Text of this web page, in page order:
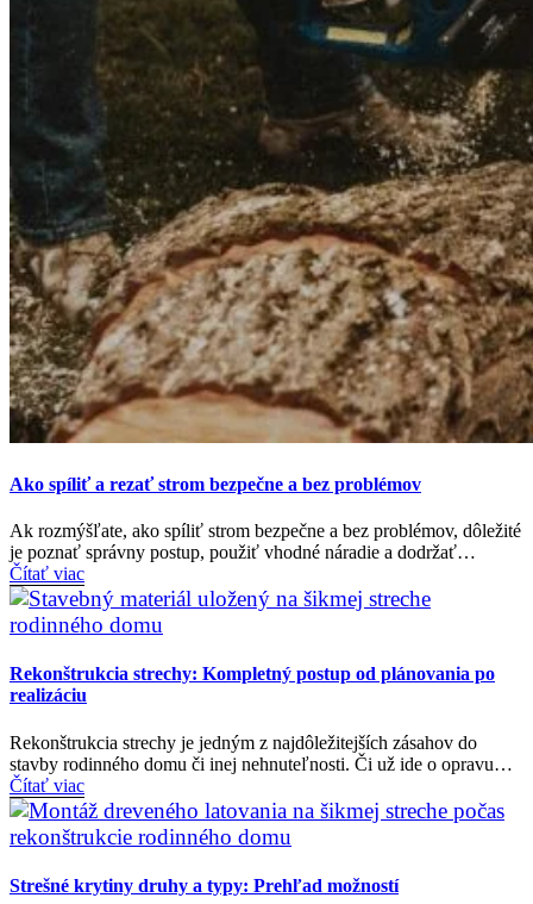
Ako spíliť a rezať strom bezpečne a bez problémov
Ak rozmýšľate, ako spíliť strom bezpečne a bez problémov, dôležité
je poznať správny postup, použiť vhodné náradie a dodržať…
Čítať viac
Rekonštrukcia strechy: Kompletný postup od plánovania po
realizáciu
Rekonštrukcia strechy je jedným z najdôležitejších zásahov do
stavby rodinného domu či inej nehnuteľnosti. Či už ide o opravu…
Čítať viac
Strešné krytiny druhy a typy: Prehľad možností